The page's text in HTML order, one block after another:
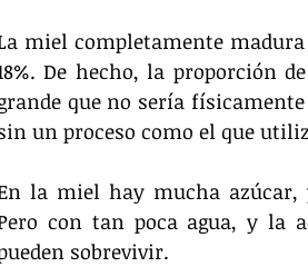
miel completamente
De hecho, la proporción
que no sería
un proceso como el que
la miel hay mucha azúcar,
con tan poca agua, y la
sobrevivir.